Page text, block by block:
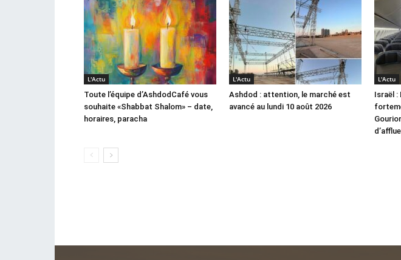
L'Actu
Toute l’équipe d’AshdodCafé vous
souhaite «Shabbat Shalom» – date,
horaires, paracha
L'Actu
Ashdod : attention, le marché est
avancé au lundi 10 août 2026
L'Actu
Israël